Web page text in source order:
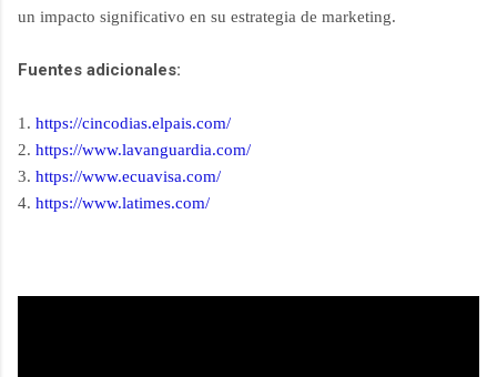
un impacto significativo en su estrategia de marketing.
Fuentes adicionales:
1. https://cincodias.elpais.com/
2. https://www.lavanguardia.com/
3. https://www.ecuavisa.com/
4. https://www.latimes.com/